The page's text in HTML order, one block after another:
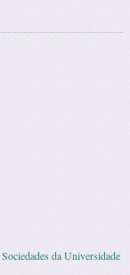
da Universidade